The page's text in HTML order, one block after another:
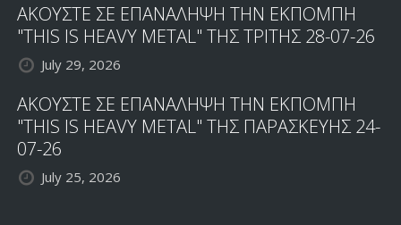
ΑΚΟΥΣΤΕ ΣΕ ΕΠΑΝΑΛΗΨΗ ΤΗΝ ΕΚΠΟΜΠΗ
"THIS IS HEAVY METAL" ΤΗΣ ΤΡΙΤΗΣ 28-07-26
July 29, 2026
ΑΚΟΥΣΤΕ ΣΕ ΕΠΑΝΑΛΗΨΗ ΤΗΝ ΕΚΠΟΜΠΗ
"THIS IS HEAVY METAL" ΤΗΣ ΠΑΡΑΣΚΕΥΗΣ 24-
07-26
July 25, 2026